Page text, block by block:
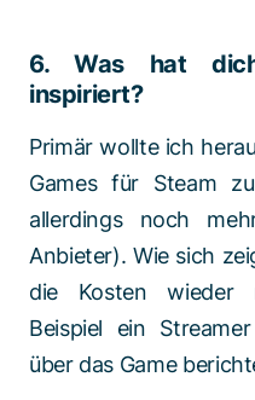
6. Was hat
inspiriert?
Primär wollte ich
Games für Steam
allerdings noch
Anbieter). Wie sich
die Kosten wieder
Beispiel ein
über das Game